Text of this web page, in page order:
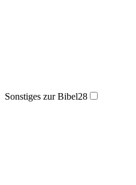
Sonstiges zur Bibel28